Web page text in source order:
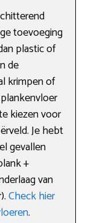
toevoeging
plastic of
de
krimpen of
kiezen voor
Je hebt
gevallen
+
van
Check hier
.